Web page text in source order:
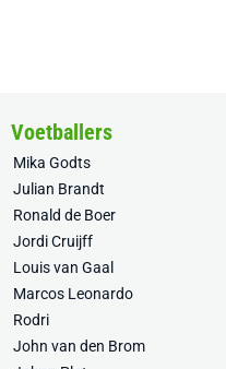
Voetballers
Mika Godts
Julian Brandt
Ronald de Boer
Jordi Cruijff
Louis van Gaal
Marcos Leonardo
Rodri
John van den Brom